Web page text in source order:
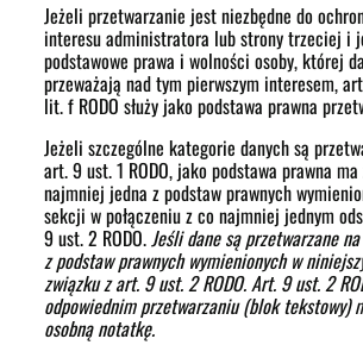
Jeżeli przetwarzanie jest niezbędne do
interesu administratora lub strony trzeciej i
podstawowe prawa i wolności osoby, której
przeważają nad tym pierwszym interesem,
lit. f RODO służy jako podstawa prawna
Jeżeli szczególne kategorie danych są
art. 9 ust. 1 RODO, jako podstawa prawna
najmniej jedna z podstaw prawnych
sekcji w połączeniu z co najmniej jednym
9 ust. 2 RODO.Jeśli dane są przetwarzane
z podstaw prawnych wymienionych w
związku z art. 9 ust. 2 RODO. Art. 9 ust. 2
odpowiednim przetwarzaniu (blok tekstowy)
osobną notatkę.